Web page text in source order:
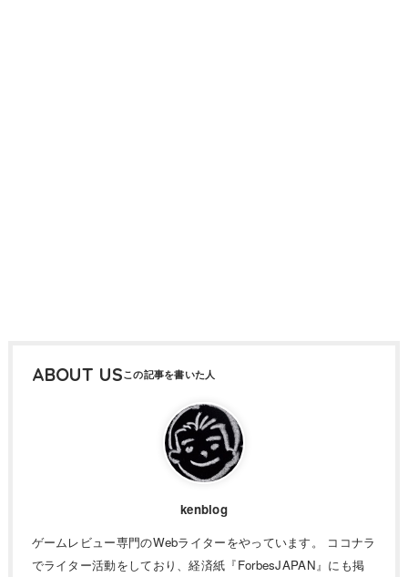
ABOUT US
kenblog
ゲームレビュー専門のWebライターをやっています。 ココナラ
でライター活動をしており、経済紙『ForbesJAPAN』にも掲